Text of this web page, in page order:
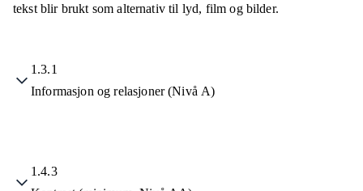
tekst blir brukt som alternativ til lyd, film og bilder.
1.3.1
Informasjon og relasjoner (Nivå A)
1.4.3